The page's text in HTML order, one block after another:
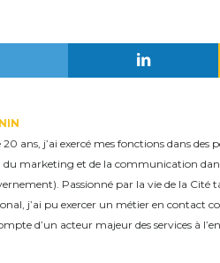
ans, j’ai exercé mes fonctions dans des
marketing et de la communication
Passionné par la vie de la Cité
j’ai pu exercer un métier en contact
d’un acteur majeur des services à